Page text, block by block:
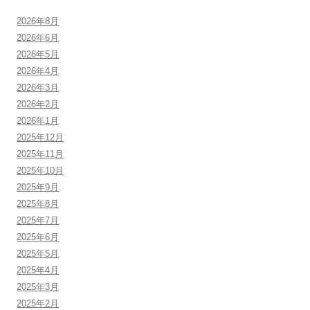
2026年8月
2026年6月
2026年5月
2026年4月
2026年3月
2026年2月
2026年1月
2025年12月
2025年11月
2025年10月
2025年9月
2025年8月
2025年7月
2025年6月
2025年5月
2025年4月
2025年3月
2025年2月